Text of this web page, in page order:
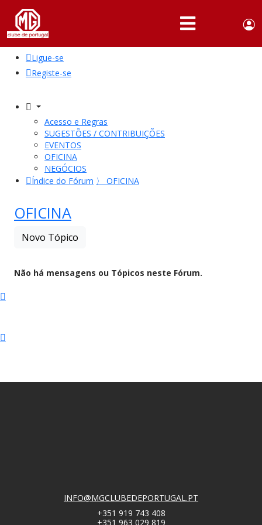
Portuguese,
English
QUEM
SOMOS
ATIVIDADES
NOTÍCIAS
FÓRUM
Ligue-se
Registe-se
Acesso e Regras
SUGESTÕES / CONTRIBUIÇÕES
EVENTOS
OFICINA
NEGÓCIOS
Índice do Fórum 〉 OFICINA
OFICINA
Novo Tópico
Não há mensagens ou Tópicos neste Fórum.
INFO@MGCLUBEDEPORTUGAL.PT
+351 919 743 408
+351 963 029 819